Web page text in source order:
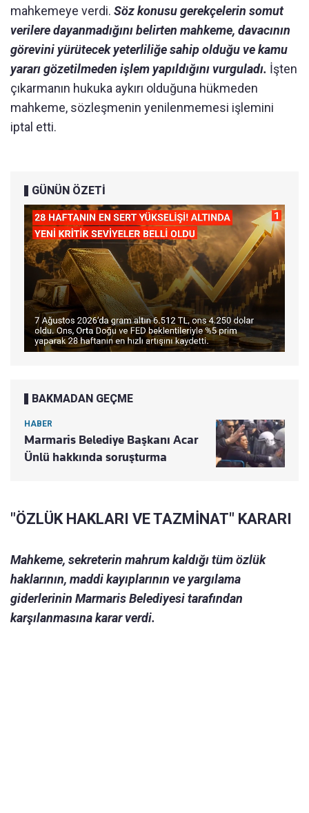
mahkemeye verdi. Söz konusu gerekçelerin somut
verilere dayanmadığını belirten mahkeme, davacının
görevini yürütecek yeterliliğe sahip olduğu ve kamu
yararı gözetilmeden işlem yapıldığını vurguladı. İşten
çıkarmanın hukuka aykırı olduğuna hükmeden
mahkeme, sözleşmenin yenilenmemesi işlemini
iptal etti.
GÜNÜN ÖZETİ
BAKMADAN GEÇME
HABER
Marmaris Belediye Başkanı Acar
Ünlü hakkında soruşturma
"ÖZLÜK HAKLARI VE TAZMİNAT" KARARI
Mahkeme, sekreterin mahrum kaldığı tüm özlük
haklarının, maddi kayıplarının ve yargılama
giderlerinin Marmaris Belediyesi tarafından
karşılanmasına karar verdi.